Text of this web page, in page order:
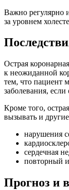
Важно регулярно
за уровнем
Острая
к неожиданной
тем, что пациент
заболевания,
Кроме того,
вызывать и
нарушения
сердечная
повторный
Прогноз и